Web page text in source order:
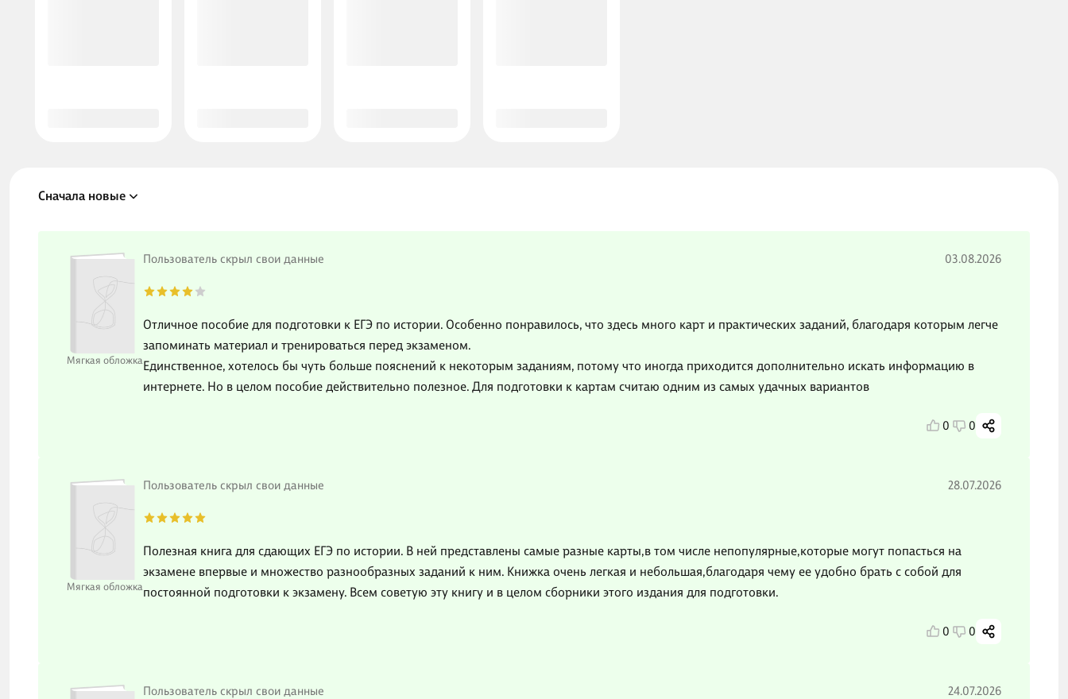
Сначала новые
Мягкая обложка
Пользователь скрыл свои данные 03.08.2026
Отличное пособие для подготовки к ЕГЭ по истории. Особенно понравилось, что здесь много карт и практических заданий, благодаря которым легче
запоминать материал и тренироваться перед экзаменом.
Единственное, хотелось бы чуть больше пояснений к некоторым заданиям, потому что иногда приходится дополнительно искать информацию в
интернете. Но в целом пособие действительно полезное. Для подготовки к картам считаю одним из самых удачных вариантов
0 0
Мягкая обложка
Пользователь скрыл свои данные 28.07.2026
Полезная книга для сдающих ЕГЭ по истории. В ней представлены самые разные карты,в том числе непопулярные,которые могут попасться на
экзамене впервые и множество разнообразных заданий к ним. Книжка очень легкая и небольшая,благодаря чему ее удобно брать с собой для
постоянной подготовки к экзамену. Всем советую эту книгу и в целом сборники этого издания для подготовки.
0 0
Пользователь скрыл свои данные 24.07.2026